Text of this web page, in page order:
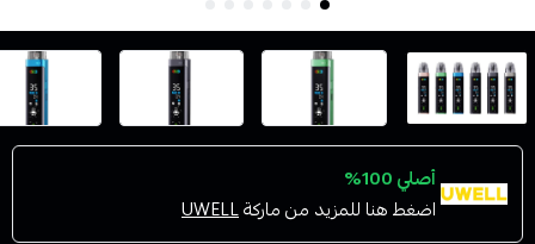
أصلي 100%
اضغط هنا للمزيد من ماركةUWELL